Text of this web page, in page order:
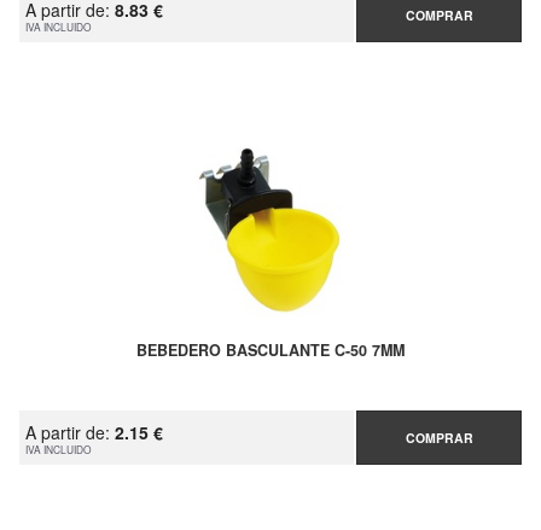
A partir de: 8.83 €
IVA INCLUIDO
COMPRAR
BEBEDERO BASCULANTE C-50 7MM
A partir de: 2.15 €
IVA INCLUIDO
COMPRAR